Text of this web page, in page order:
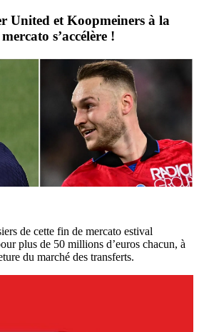
United et Koopmeiners à la
s’accélère !
de cette fin de mercato estival
plus de 50 millions d’euros chacun, à
du marché des transferts.